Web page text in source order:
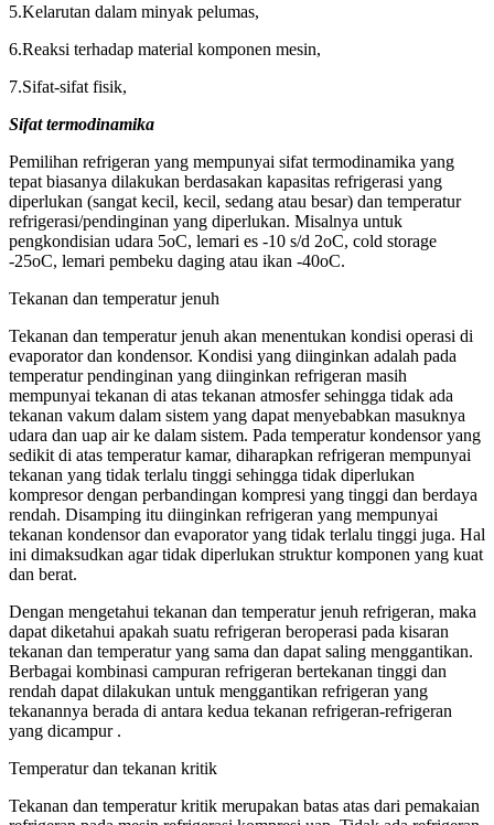
5.Kelarutan dalam minyak pelumas,
6.Reaksi terhadap material komponen mesin,
7.Sifat-sifat fisik,
Sifat termodinamika
Pemilihan refrigeran yang mempunyai sifat termodinamika yang
tepat biasanya dilakukan berdasakan kapasitas refrigerasi yang
diperlukan (sangat kecil, kecil, sedang atau besar) dan temperatur
refrigerasi/pendinginan yang diperlukan. Misalnya untuk
pengkondisian udara 5oC, lemari es -10 s/d 2oC, cold storage
-25oC, lemari pembeku daging atau ikan -40oC.
Tekanan dan temperatur jenuh
Tekanan dan temperatur jenuh akan menentukan kondisi operasi di
evaporator dan kondensor. Kondisi yang diinginkan adalah pada
temperatur pendinginan yang diinginkan refrigeran masih
mempunyai tekanan di atas tekanan atmosfer sehingga tidak ada
tekanan vakum dalam sistem yang dapat menyebabkan masuknya
udara dan uap air ke dalam sistem. Pada temperatur kondensor yang
sedikit di atas temperatur kamar, diharapkan refrigeran mempunyai
tekanan yang tidak terlalu tinggi sehingga tidak diperlukan
kompresor dengan perbandingan kompresi yang tinggi dan berdaya
rendah. Disamping itu diinginkan refrigeran yang mempunyai
tekanan kondensor dan evaporator yang tidak terlalu tinggi juga. Hal
ini dimaksudkan agar tidak diperlukan struktur komponen yang kuat
dan berat.
Dengan mengetahui tekanan dan temperatur jenuh refrigeran, maka
dapat diketahui apakah suatu refrigeran beroperasi pada kisaran
tekanan dan temperatur yang sama dan dapat saling menggantikan.
Berbagai kombinasi campuran refrigeran bertekanan tinggi dan
rendah dapat dilakukan untuk menggantikan refrigeran yang
tekanannya berada di antara kedua tekanan refrigeran-refrigeran
yang dicampur .
Temperatur dan tekanan kritik
Tekanan dan temperatur kritik merupakan batas atas dari pemakaian